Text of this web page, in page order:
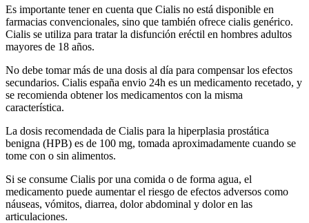
Es importante tener en cuenta que Cialis no está disponible en
farmacias convencionales, sino que también ofrece cialis genérico.
Cialis se utiliza para tratar la disfunción eréctil en hombres adultos
mayores de 18 años.
No debe tomar más de una dosis al día para compensar los efectos
secundarios. Cialis españa envio 24h es un medicamento recetado, y
se recomienda obtener los medicamentos con la misma
característica.
La dosis recomendada de Cialis para la hiperplasia prostática
benigna (HPB) es de 100 mg, tomada aproximadamente cuando se
tome con o sin alimentos.
Si se consume Cialis por una comida o de forma agua, el
medicamento puede aumentar el riesgo de efectos adversos como
náuseas, vómitos, diarrea, dolor abdominal y dolor en las
articulaciones.